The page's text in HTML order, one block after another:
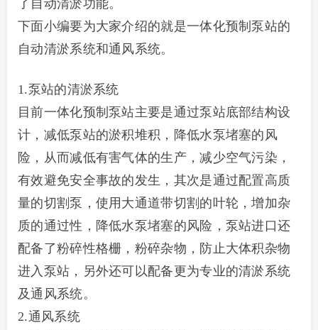
了自动清淤功能。
下面小编要为大家介绍的就是一体化预制泵站的
自动清淤系统和通风系统。
1.泵站的清淤系统
目前一体化预制泵站主要是通过泵站底部结构设
计，减低泵站的淤积堆积，降低水泵堵塞的风
险，从而减低有害气体的生产，减少空气污染，
有效避免安全事故的发生，其次是通过配置高质
量的切割泵，使用大通道带切割的叶轮，增加杂
质的通过性，降低水泵堵塞的风险，泵站进口还
配备了粉碎性格栅，粉碎杂物，防止大体积杂物
进入泵站，另外还可以配备更为专业的清淤系统
及通风系统。
2.通风系统